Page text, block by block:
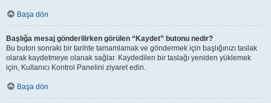
Başa dön
Başlığa mesaj gönderilirken görülen “Kaydet” butonu nedir?
Bu buton sonraki bir tarihte tamamlamak ve göndermek için başlığınızı taslak
olarak kaydetmeye olanak sağlar. Kaydedilen bir taslağı yeniden yüklemek
için, Kullanıcı Kontrol Panelini ziyaret edin.
Başa dön